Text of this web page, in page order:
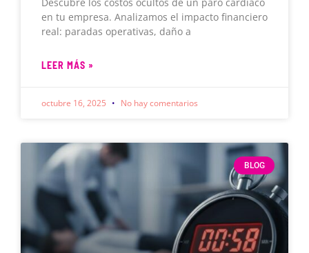
en tu empresa. Analizamos el impacto financiero
real: paradas operativas, daño a
LEER MÁS »
octubre 16, 2025 No hay comentarios
BLOG